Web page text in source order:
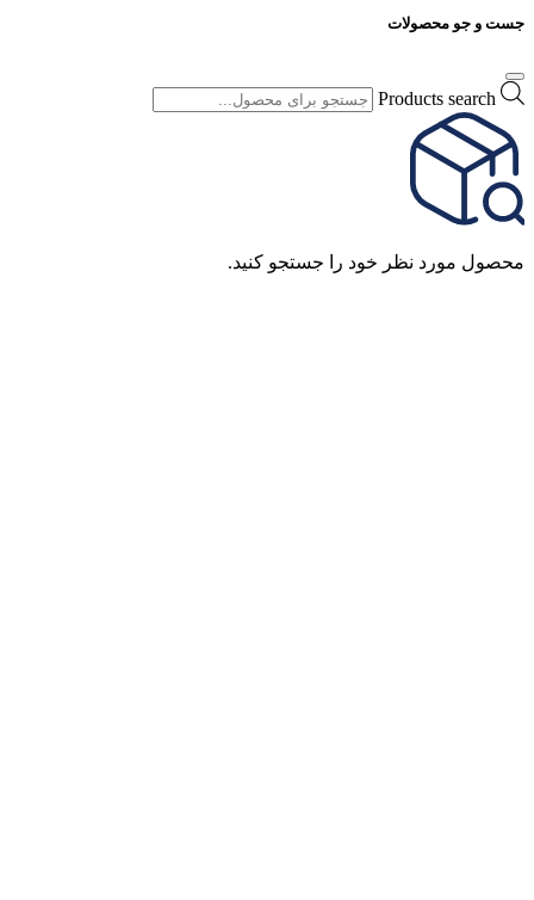
جست و جو محصولات
Products search
محصول مورد نظر خود را جستجو کنید.